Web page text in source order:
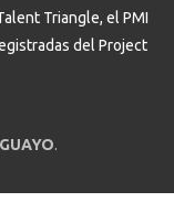
Triangle, el PMI
del Project
.